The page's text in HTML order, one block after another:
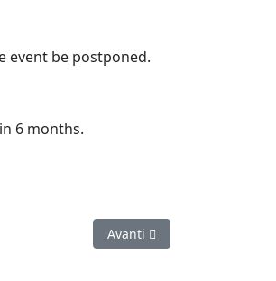
event be postponed.
6 months.
Articolo successivo: Regole
Avanti